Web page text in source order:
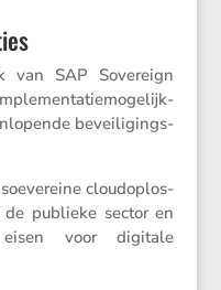
van SAP Sovereign
bevei­li­gings-
cloud­op­los­
publieke sector en
voor digitale